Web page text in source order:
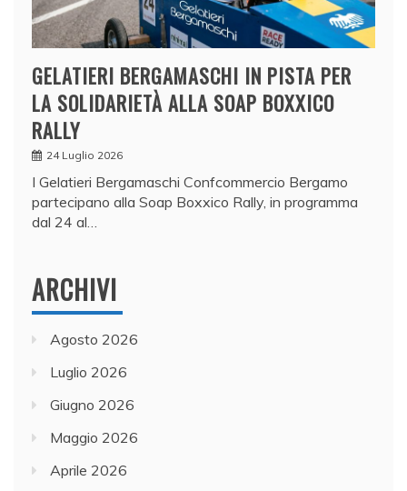
GELATIERI BERGAMASCHI IN PISTA PER
LA SOLIDARIETÀ ALLA SOAP BOXXICO
RALLY
24 Luglio 2026
I Gelatieri Bergamaschi Confcommercio Bergamo
partecipano alla Soap Boxxico Rally, in programma
dal 24 al…
ARCHIVI
Agosto 2026
Luglio 2026
Giugno 2026
Maggio 2026
Aprile 2026